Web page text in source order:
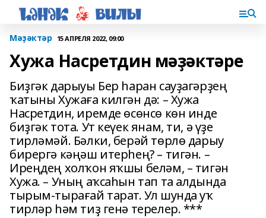
Мәҙәктәр 15 АПРЕЛЯ 2022, 09:00
Хужа Насретдин мәҙәктәре
Биҙгәк дарыуы Бер һаран сауҙагәрҙең
ҡатыны Хужаға килгән дә: – Хужа
Насретдин, иремде өсөнсө көн инде
биҙгәк тота. Ут кеүек янам, ти, ә үҙе
тирләмәй. Бәлки, берәй төрлө дарыу
бирергә кәңәш итерһең? – тигән. –
Иреңдең холҡон яҡшы беләм, – тигән
Хужа. – Уның аҡсаһын тап та алдында
тырым-тырағай тарат. Ул шунда уҡ
тирләр һәм тиҙ генә терелер. ***